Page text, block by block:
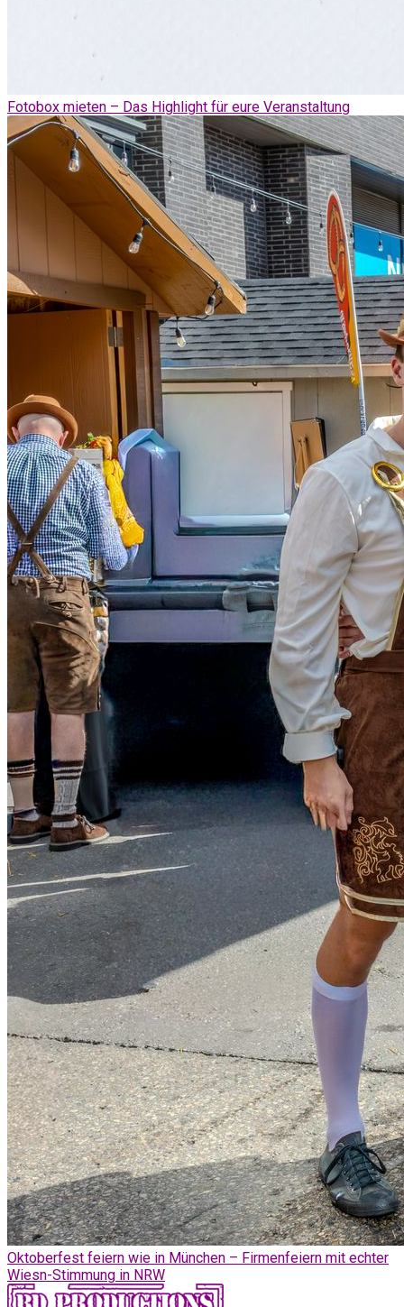
Fotobox mieten – Das Highlight für eure Veranstaltung
Oktoberfest feiern wie in München – Firmenfeiern mit echter
Wiesn-Stimmung in NRW